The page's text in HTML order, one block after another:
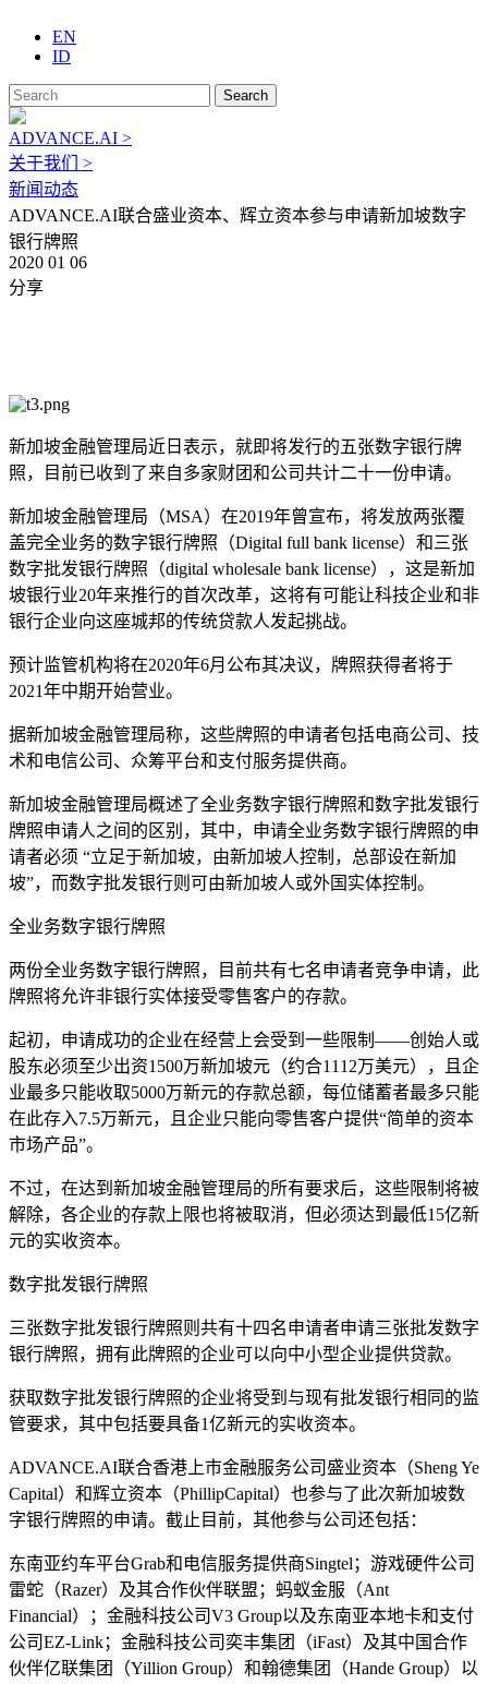
EN
ID
Search
ADVANCE.AI >
关于我们 >
新闻动态
ADVANCE.AI联合盛业资本、辉立资本参与申请新加坡数字
银行牌照
2020 01 06
分享
新加坡金融管理局近日表示，就即将发行的五张数字银行牌
照，目前已收到了来自多家财团和公司共计二十一份申请。
新加坡金融管理局（MSA）在2019年曾宣布，将发放两张覆
盖完全业务的数字银行牌照（Digital full bank license）和三张
数字批发银行牌照（digital wholesale bank license），这是新加
坡银行业20年来推行的首次改革，这将有可能让科技企业和非
银行企业向这座城邦的传统贷款人发起挑战。
预计监管机构将在2020年6月公布其决议，牌照获得者将于
2021年中期开始营业。
据新加坡金融管理局称，这些牌照的申请者包括电商公司、技
术和电信公司、众筹平台和支付服务提供商。
新加坡金融管理局概述了全业务数字银行牌照和数字批发银行
牌照申请人之间的区别，其中，申请全业务数字银行牌照的申
请者必须 “立足于新加坡，由新加坡人控制，总部设在新加
坡”，而数字批发银行则可由新加坡人或外国实体控制。
全业务数字银行牌照
两份全业务数字银行牌照，目前共有七名申请者竞争申请，此
牌照将允许非银行实体接受零售客户的存款。
起初，申请成功的企业在经营上会受到一些限制——创始人或
股东必须至少出资1500万新加坡元（约合1112万美元），且企
业最多只能收取5000万新元的存款总额，每位储蓄者最多只能
在此存入7.5万新元，且企业只能向零售客户提供“简单的资本
市场产品”。
不过，在达到新加坡金融管理局的所有要求后，这些限制将被
解除，各企业的存款上限也将被取消，但必须达到最低15亿新
元的实收资本。
数字批发银行牌照
三张数字批发银行牌照则共有十四名申请者申请三张批发数字
银行牌照，拥有此牌照的企业可以向中小型企业提供贷款。
获取数字批发银行牌照的企业将受到与现有批发银行相同的监
管要求，其中包括要具备1亿新元的实收资本。
ADVANCE.AI联合香港上市金融服务公司盛业资本（Sheng Ye
Capital）和辉立资本（PhillipCapital）也参与了此次新加坡数
字银行牌照的申请。截止目前，其他参与公司还包括：
东南亚约车平台Grab和电信服务提供商Singtel；游戏硬件公司
雷蛇（Razer）及其合作伙伴联盟；蚂蚁金服（Ant
Financial）；金融科技公司V3 Group以及东南亚本地卡和支付
公司EZ-Link；金融科技公司奕丰集团（iFast）及其中国合作
伙伴亿联集团（Yillion Group）和翰德集团（Hande Group）以